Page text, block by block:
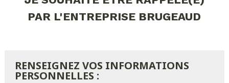
PAR L'ENTREPRISE BRUGEAUD
RENSEIGNEZ VOS INFORMATIONS
PERSONNELLES :